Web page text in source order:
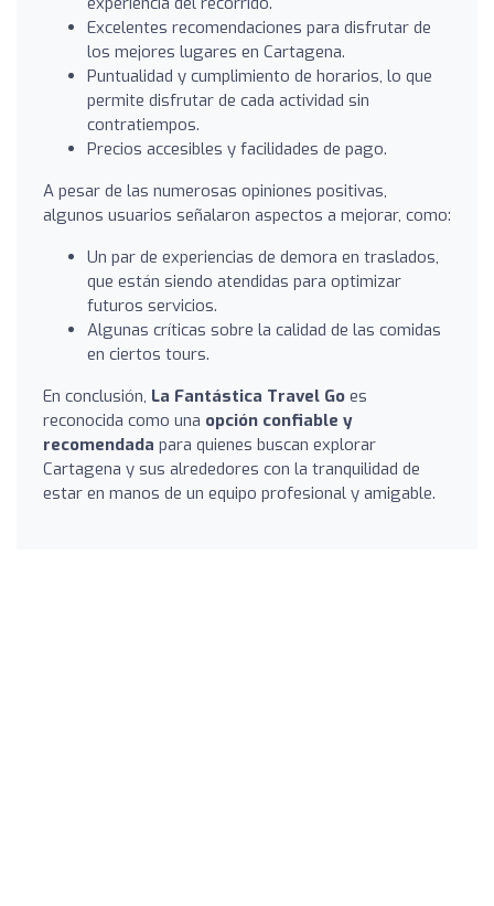
Excelentes recomendaciones para disfrutar de
los mejores lugares en Cartagena.
Puntualidad y cumplimiento de horarios, lo que
permite disfrutar de cada actividad sin
contratiempos.
Precios accesibles y facilidades de pago.
A pesar de las numerosas opiniones positivas,
algunos usuarios señalaron aspectos a mejorar, como:
Un par de experiencias de demora en traslados,
que están siendo atendidas para optimizar
futuros servicios.
Algunas críticas sobre la calidad de las comidas
en ciertos tours.
En conclusión, La Fantástica Travel Go es
reconocida como una opción confiable y
recomendada para quienes buscan explorar
Cartagena y sus alrededores con la tranquilidad de
estar en manos de un equipo profesional y amigable.